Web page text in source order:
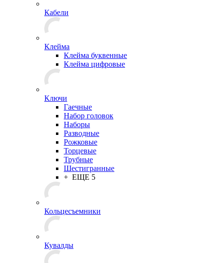
Кабели
Клейма
Клейма буквенные
Клейма цифровые
Ключи
Гаечные
Набор головок
Наборы
Разводные
Рожковые
Торцевые
Трубные
Шестигранные
+ ЕЩЕ 5
Кольцесъемники
Кувалды